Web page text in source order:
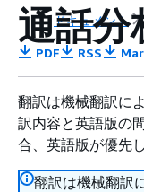
ドキュメント
通話分
PDF RSS
翻訳は機械翻訳に
訳内容と英語版の
合、英語版が優先し
翻訳は機械翻訳